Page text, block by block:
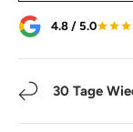
4.8 / 5.0
30 Tage